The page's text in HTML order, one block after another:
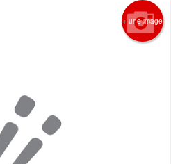
+ une image